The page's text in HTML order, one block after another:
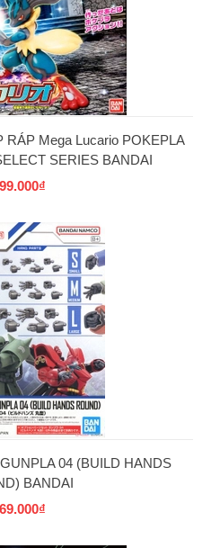
Mega Lucario POKEPLA
SERIES BANDAI
04 (BUILD HANDS
BANDAI